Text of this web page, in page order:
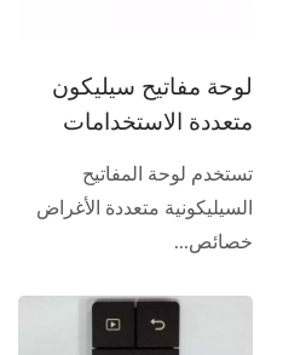
لوحة مفاتيح سيليكون
متعددة الاستخدامات
تستخدم لوحة المفاتيح
السيليكونية متعددة الأغراض
خصائص...